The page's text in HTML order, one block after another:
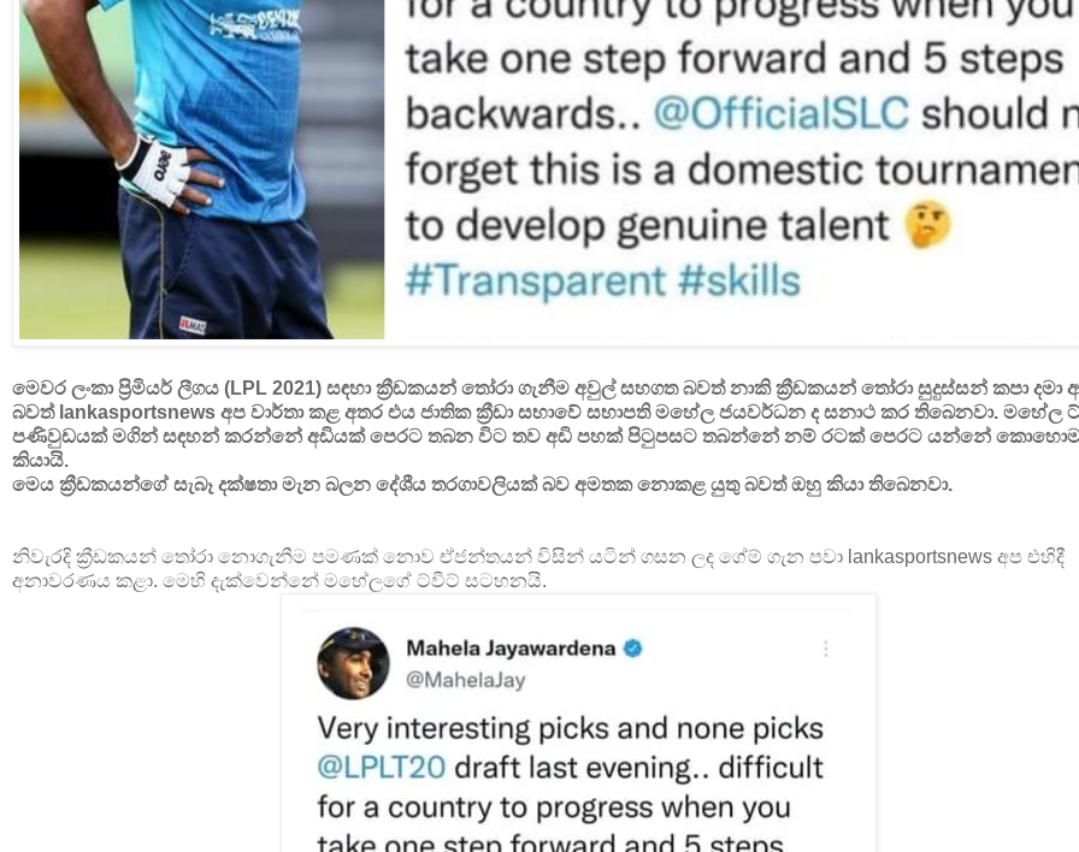
මෙවර ලංකා ප්‍රිමියර් ලීගය (LPL 2021) සඳහා ක්‍රීඩකයන් තෝරා ගැනීම අවුල් සහගත බවත් නාකි ක්‍රීඩකයන් තෝරා සුදුස්සන් කපා දමා
බවත් lankasportsnews අප වාර්තා කළ අතර එය ජාතික ක්‍රීඩා සභාවේ සභාපති මහේල ජයවර්ධන ද සනාථ කර තිබෙනවා. මහේල
පණිවුඩයක් මගින් සඳහන් කරන්නේ අඩියක් පෙරට තබන විට තව අඩි පහක් පිටුපසට තබන්නේ නම් රටක් පෙරට යන්නේ
කියායි.
මෙය ක්‍රීඩකයන්ගේ සැබෑ දක්ෂතා මැන බලන දේශීය තරගාවලියක් බව අමතක නොකළ යුතු බවත් ඔහු කියා තිබෙනවා.
නිවැරදි ක්‍රීඩකයන් තෝරා නොගැනීම පමණක් නොව ඒජන්තයන් විසින් යටින් ගසන ලද ගේම් ගැන පවා lankasportsnews අප එහිදී
අනාවරණය කළා. මෙහි දැක්වෙන්නේ මහේලගේ ට්වීට් සටහනයි.